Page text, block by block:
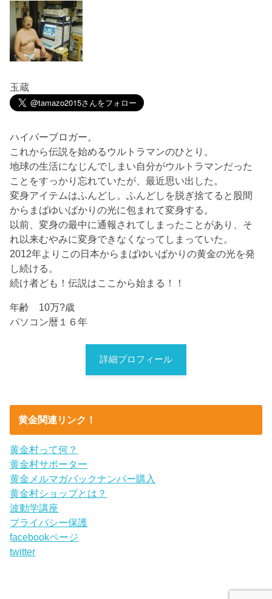
玉蔵
ハイパーブロガー。
これから伝説を始めるウルトラマンのひとり。
地球の生活になじんでしまい自分がウルトラマンだった
ことをすっかり忘れていたが、最近思い出した。
変身アイテムはふんどし。ふんどしを脱ぎ捨てると股間
からまばゆいばかりの光に包まれて変身する。
以前、変身の最中に通報されてしまったことがあり、そ
れ以来むやみに変身できなくなってしまっていた。
2012年よりこの日本からまばゆいばかりの黄金の光を発
し続ける。
続け者ども！伝説はここから始まる！！
年齢 10万?歳
パソコン暦１６年
詳細プロフィール
黄金関連リンク！
黄金村って何？
黄金村サポーター
黄金メルマガバックナンバー購入
黄金村ショップとは？
波動学講座
プライバシー保護
facebookページ
twitter